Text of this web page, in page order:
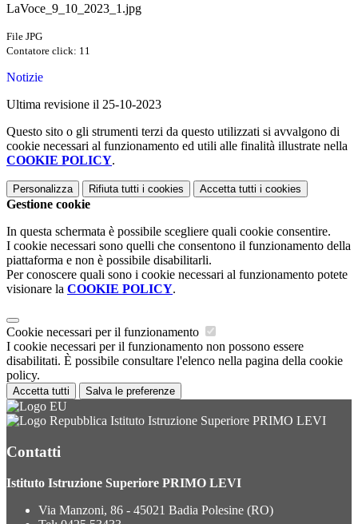
LaVoce_9_10_2023_1.jpg
File JPG
Contatore click: 11
Notizie
Ultima revisione il 25-10-2023
Questo sito o gli strumenti terzi da questo utilizzati si avvalgono di
cookie necessari al funzionamento ed utili alle finalità illustrate nella
COOKIE POLICY.
Personalizza Rifiuta tutti i cookies Accetta tutti i cookies
Gestione cookie
In questa schermata è possibile scegliere quali cookie consentire.
I cookie necessari sono quelli che consentono il funzionamento della
piattaforma e non è possibile disabilitarli.
Per conoscere quali sono i cookie necessari al funzionamento potete
visionare la COOKIE POLICY.
Cookie necessari per il funzionamento
I cookie necessari per il funzionamento non possono essere
disabilitati. È possibile consultare l'elenco nella pagina della cookie
policy.
Accetta tutti Salva le preferenze
Istituto Istruzione Superiore PRIMO LEVI
Contatti
Istituto Istruzione Superiore PRIMO LEVI
Via Manzoni, 86 - 45021 Badia Polesine (RO)